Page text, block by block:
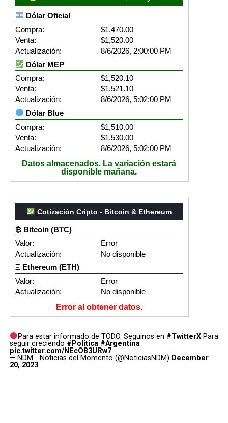
Dólar Oficial
Compra:
$1,470.00
Venta:
$1,520.00
Actualización:
8/6/2026, 2:00:00 PM
Dólar MEP
Compra:
$1,520.10
Venta:
$1,521.10
Actualización:
8/6/2026, 5:02:00 PM
Dólar Blue
Compra:
$1,510.00
Venta:
$1,530.00
Actualización:
8/6/2026, 5:02:00 PM
Datos almacenados. La variación estará
disponible mañana.
Cotización Cripto - Bitcoin & Ethereum
₿ Bitcoin (BTC)
Valor:
Error
Actualización:
No disponible
Ξ Ethereum (ETH)
Valor:
Error
Actualización:
No disponible
Error al obtener datos.
Para estar informado de TODO. Seguinos en #TwitterX Para
seguir creciendo #Politica #Argentina
pic.twitter.com/NEcOB3URw7
— NDM - Noticias del Momento (@NoticiasNDM) December
20, 2023